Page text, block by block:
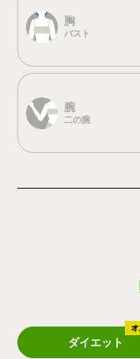
胸
バスト
腕
二の腕
ダイエット